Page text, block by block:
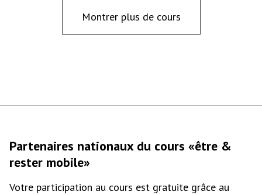
Montrer plus de cours
Partenaires nationaux du cours «être &
rester mobile»
Votre participation au cours est gratuite grâce au